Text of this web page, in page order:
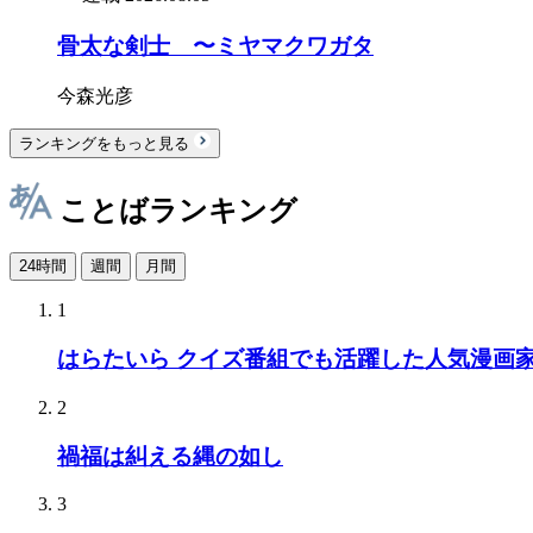
骨太な剣士 〜ミヤマクワガタ
今森光彦
ランキングをもっと見る
ことばランキング
24時間 週間 月間
1
はらたいら クイズ番組でも活躍した人気漫画
2
禍福は糾える縄の如し
3